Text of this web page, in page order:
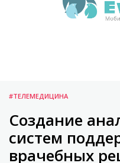
#ТЕЛЕМЕДИЦИНА
Создание
систем
врачебных